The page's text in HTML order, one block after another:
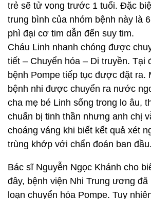
trẻ sẽ tử vong trước 1 tuổi. Đặc
trung bình của nhóm bệnh này là
phì đại cơ tim dẫn đến suy tim.
Cháu Linh nhanh chóng được
tiết – Chuyển hóa – Di truyền. Tại
bệnh Pompe tiếp tục được đặt ra.
bệnh nhi được chuyển ra nước
cha mẹ bé Linh sống trong lo âu,
chuẩn bị tinh thần nhưng anh chị
choáng váng khi biết kết quả xét
trùng khớp với chẩn đoán ban đầu.
Bác sĩ Nguyễn Ngọc Khánh cho
đây, bệnh viện Nhi Trung ương đã
loạn chuyển hóa Pompe. Tuy